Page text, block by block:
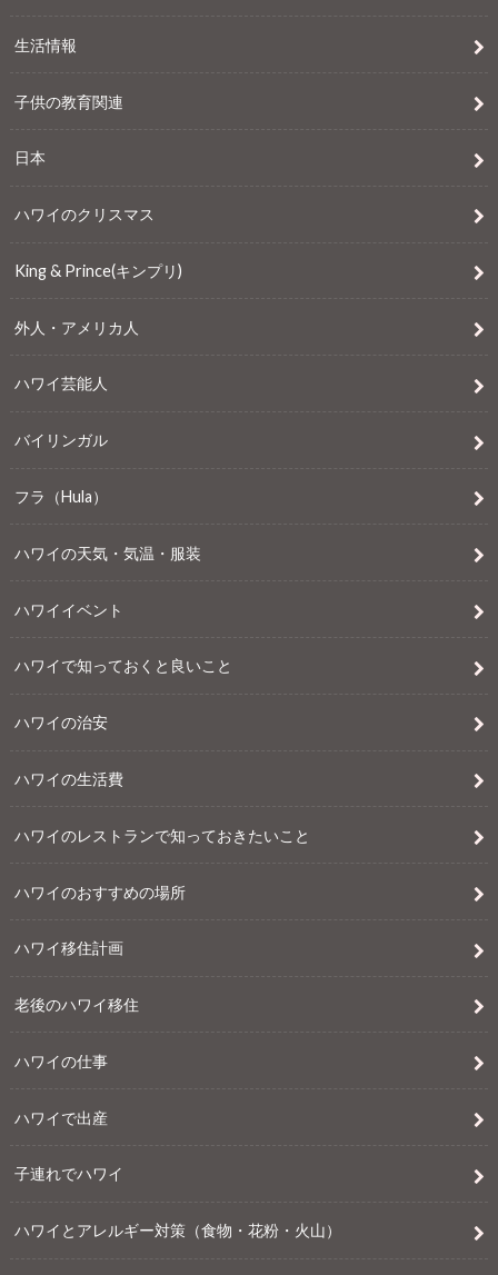
生活情報
子供の教育関連
日本
ハワイのクリスマス
King & Prince(キンプリ)
外人・アメリカ人
ハワイ芸能人
バイリンガル
フラ（Hula）
ハワイの天気・気温・服装
ハワイイベント
ハワイで知っておくと良いこと
ハワイの治安
ハワイの生活費
ハワイのレストランで知っておきたいこと
ハワイのおすすめの場所
ハワイ移住計画
老後のハワイ移住
ハワイの仕事
ハワイで出産
子連れでハワイ
ハワイとアレルギー対策（食物・花粉・火山）